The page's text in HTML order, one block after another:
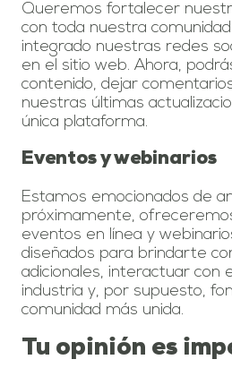
Queremos fortalecer
con toda nuestra
integrado nuestras redes
en el sitio web. Ahora,
contenido, dejar
nuestras últimas
única plataforma.
Eventos y webinarios
Estamos emocionados de
próximamente,
eventos en línea y
diseñados para brindarte
adicionales, interactuar con
industria y, por supuesto,
comunidad más unida.
Tu opinión es